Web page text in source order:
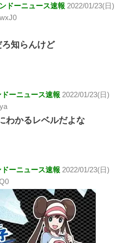
ドーニュース速報 2022/01/23(日)
知らんけど
ーニュース速報 2022/01/23(日)
わかるレベルだよな
ーニュース速報 2022/01/23(日)